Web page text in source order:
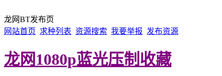
龙网BT发布页
网站首页 求种列表 资源搜索 我要举报 发布资源
龙网1080p蓝光压制收藏